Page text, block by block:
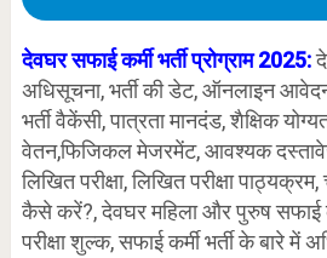
देवघर सफाई कर्मी भर्ती प्रोग्राम 2025:
अधिसूचना, भर्ती की डेट, ऑनलाइन आवेदन
भर्ती वैकेंसी, पात्रता मानदंड, शैक्षिक
वेतन,फिजिकल मेजरमेंट, आवश्यक
लिखित परीक्षा, लिखित परीक्षा
कैसे करें?, देवघर महिला और पुरुष सफाई
परीक्षा शुल्क, सफाई कर्मी भर्ती के बारे में